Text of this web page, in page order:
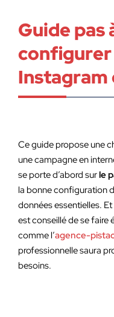
Guide pas
configurer
Instagram
Ce guide propose une
une campagne en
se porte d’abord surle
la bonne configuration
données essentielles.
est conseillé de se faire
comme l’agence-
professionnelle saura
besoins.